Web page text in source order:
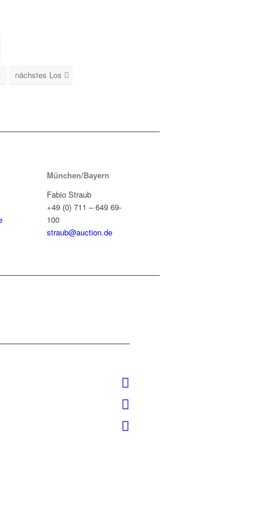
nächstes Los
München/Bayern
Fabio Straub
+49 (0) 711 – 649 69-
100
straub@auction.de